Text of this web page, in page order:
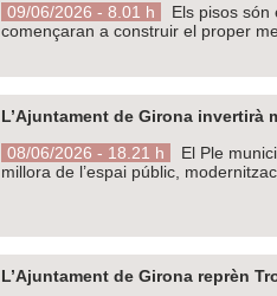
09/06/2026 - 8.01 h
Els pisos
començaran a construir el proper
L’Ajuntament de Girona invertirà
08/06/2026 - 18.21 h
El Ple
millora de l’espai públic,
L’Ajuntament de Girona reprèn